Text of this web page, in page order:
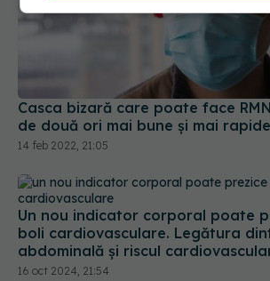
Casca bizară care poate face
de două ori mai bune și mai
14 feb 2022, 21:05
Un nou indicator corporal poate
boli cardiovasculare. Legătura
abdominală și riscul
16 oct 2024, 21:54